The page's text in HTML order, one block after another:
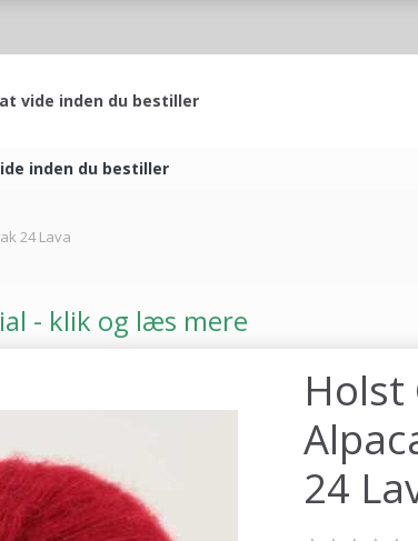
vide inden du bestiller
inden du bestiller
24 Lava
- klik og læs mere
Holst
24